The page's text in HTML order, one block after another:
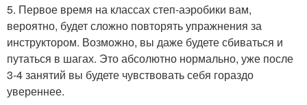
5. Первое время на классах степ-аэробики вам,
вероятно, будет сложно повторять упражнения за
инструктором. Возможно, вы даже будете сбиваться и
путаться в шагах. Это абсолютно нормально, уже после
3-4 занятий вы будете чувствовать себя гораздо
увереннее.